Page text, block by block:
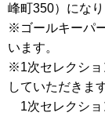
峰町350）になり
※ゴールキーパ
います。
※1次セレクショ
していただきます
1次セレクショ